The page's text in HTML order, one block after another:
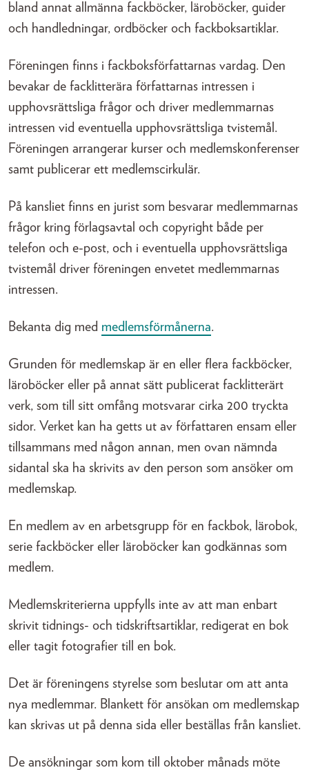
bland annat allmänna fackböcker, läroböcker, guider
och handledningar, ordböcker och fackboksartiklar.
Föreningen finns i fackboksförfattarnas vardag. Den
bevakar de facklitterära författarnas intressen i
upphovsrättsliga frågor och driver medlemmarnas
intressen vid eventuella upphovsrättsliga tvistemål.
Föreningen arrangerar kurser och medlemskonferenser
samt publicerar ett medlemscirkulär.
På kansliet finns en jurist som besvarar medlemmarnas
frågor kring förlagsavtal och copyright både per
telefon och e-post, och i eventuella upphovsrättsliga
tvistemål driver föreningen envetet medlemmarnas
intressen.
Bekanta dig med medlemsförmånerna.
Grunden för medlemskap är en eller flera fackböcker,
läroböcker eller på annat sätt publicerat facklitterärt
verk, som till sitt omfång motsvarar cirka 200 tryckta
sidor. Verket kan ha getts ut av författaren ensam eller
tillsammans med någon annan, men ovan nämnda
sidantal ska ha skrivits av den person som ansöker om
medlemskap.
En medlem av en arbetsgrupp för en fackbok, lärobok,
serie fackböcker eller läroböcker kan godkännas som
medlem.
Medlemskriterierna uppfylls inte av att man enbart
skrivit tidnings- och tidskriftsartiklar, redigerat en bok
eller tagit fotografier till en bok.
Det är föreningens styrelse som beslutar om att anta
nya medlemmar. Blankett för ansökan om medlemskap
kan skrivas ut på denna sida eller beställas från kansliet.
De ansökningar som kom till oktober månads möte